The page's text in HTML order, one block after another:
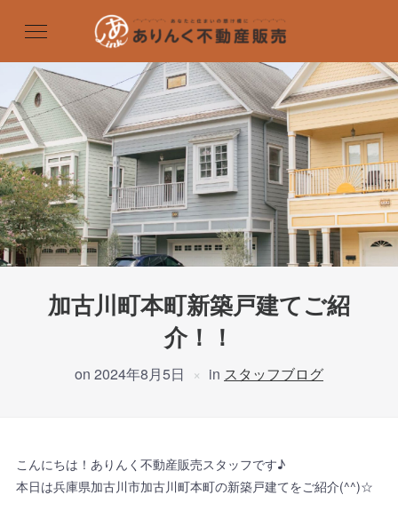
加古川町本町新築戸建てご紹
介！！
on 2024年8月5日 in スタッフブログ
こんにちは！ありんく不動産販売スタッフです♪
本日は兵庫県加古川市加古川町本町の新築戸建てをご紹介(^^)☆